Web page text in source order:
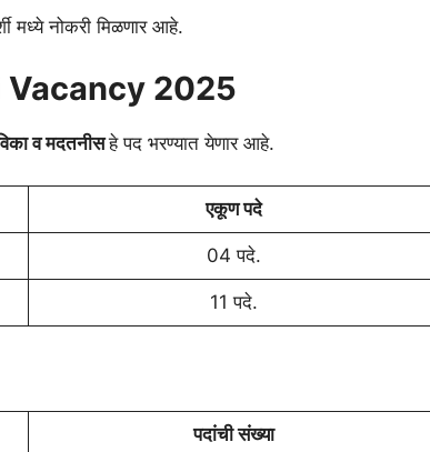
मध्ये नोकरी मिळणार आहे.
2025
व मदतनीसहे पद भरण्यात येणार आहे.
एकूण पदे
04 पदे.
11 पदे.
पदांची संख्या